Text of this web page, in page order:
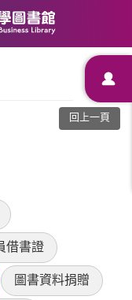
回上一頁
借書證
圖書資料捐贈